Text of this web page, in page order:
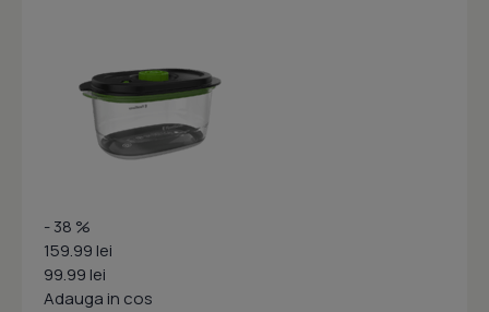
- 38 %
159.99 lei
99.99 lei
Adauga in cos